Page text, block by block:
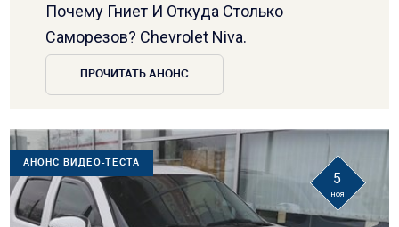
Почему Гниет И Откуда Столько
Саморезов? Chevrolet Niva.
ПРОЧИТАТЬ АНОНС
АНОНС ВИДЕО-ТЕСТА
5
ноя